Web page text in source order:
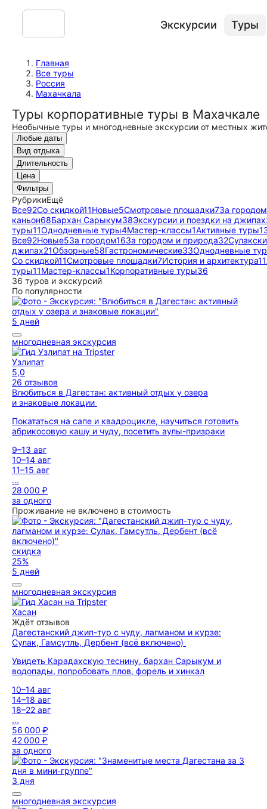
Экскурсии Туры
Главная
Все туры
Россия
Махачкала
Туры корпоративные туры в Махачкале
Необычные туры и многодневные экскурсии от местных
Любые даты
Вид отдыха
Длительность
Цена
Фильтры
РубрикиЕщё
Все92Со скидкой11Новые5Смотровые площадки7За городом
каньон68Бархан Сарыкум38Экскурсии и поездки на джипах
туры11Однодневные туры4Мастер-классы1Активные туры
Все92Новые5За городом16За городом и природа32
джипах21Обзорные58Гастрономические33Однодневные
Со скидкой11Смотровые площадки7История и архитектура11
туры11Мастер-классы1Корпоративные туры36
36 туров и экскурсий
По популярности
5 дней
многодневная экскурсия
Узлипат
5,0
26 отзывов
Влюбиться в Дагестан: активный отдых у озера
и знаковые локации
Покататься на сапе и квадроцикле, научиться готовить
абрикосовую кашу и чуду, посетить аулы-призраки
9–13 авг
10–14 авг
11–15 авг
...
28 000 ₽
за одного
Проживание не включено в стоимость
скидка
25%
5 дней
многодневная экскурсия
Хасан
Ждёт отзывов
Дагестанский джип-тур с чуду, лагманом и курзе:
Сулак, Гамсутль, Дербент (всё включено)
Увидеть Карадахскую теснину, бархан Сарыкум и
водопады, попробовать плов, форель и хинкал
10–14 авг
14–18 авг
18–22 авг
...
56 000 ₽
42 000 ₽
за одного
3 дня
многодневная экскурсия